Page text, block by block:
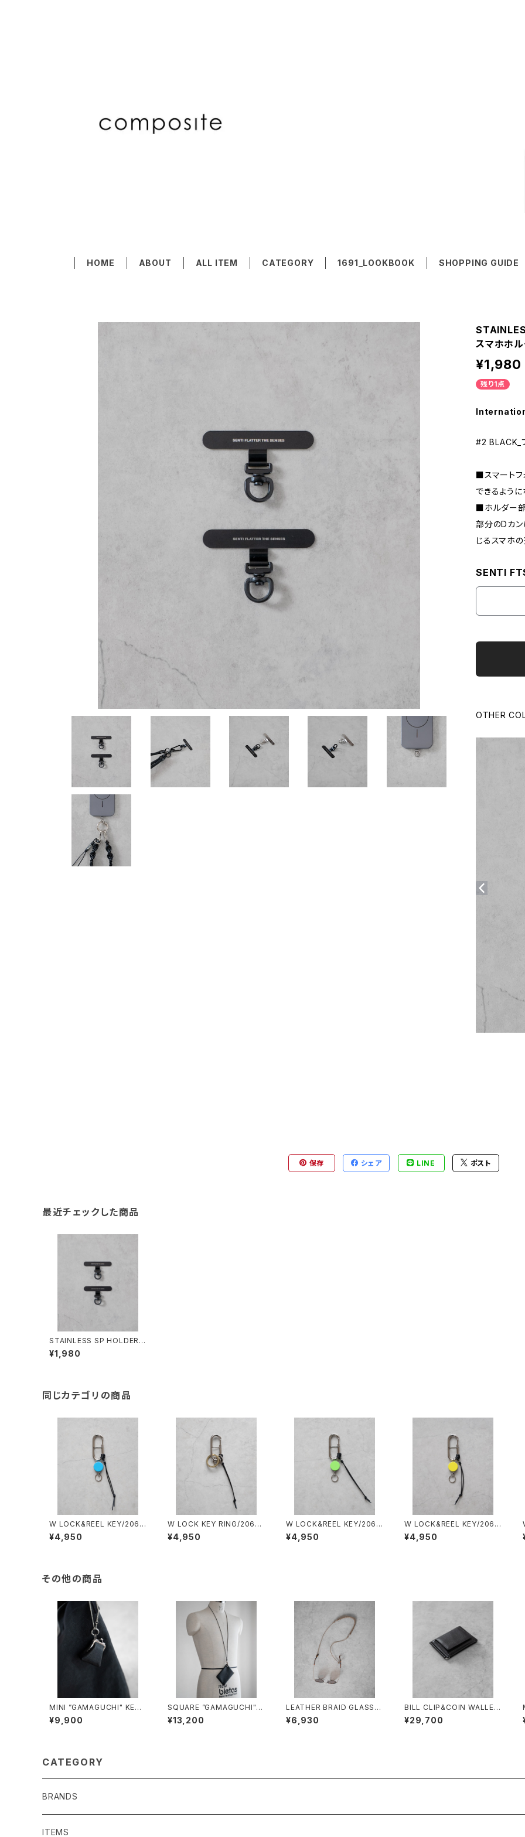
HOME ABOUT ALL ITEM CATEGORY 1691_LOOKBOOK SHOPPING GUIDE
スマホホ
¥1,980
残り1点
#2 BLACK_
■スマートフ
できるよう
■ホルダー部
部分のDカ
じるスマホ
SENTI
OTHER
保存 シェア LINE ポスト
最近チェックした商品
STAINLESS SP HOLDER/1
997#2/回転式ステンレス ス
マホホルダー2P
¥1,980
同じカテゴリの商品
W LOCK&REEL KEY/2060
#4/ダブルロック&リールキー
¥4,950
W LOCK KEY RING/2061#
2/ダブルロックキーリング
¥4,950
W LOCK&REEL KEY/2060
#3/ダブルロック&リールキー
¥4,950
W LOCK&REEL KEY/2060
#2/ダブルロック&リールキー
¥4,950
その他の商品
MINI ”GAMAGUCHI" KEYC
HAIN/3051#1/ミニがま口キ
ーチェーン
¥9,900
SQUARE ”GAMAGUCHI" N
ECK STRAP/3048#1/スク
エアがま口 ネックストラップ
¥13,200
LEATHER BRAID GLASSE
S HOLDER/2027#1/レザー
ブレードグラスホルダー
¥6,930
BILL CLIP&COIN WALLE
T/3502/ビルクリップ&コイン
ウォレット
¥29,700
CATEGORY
BRANDS
SENTI FLATTER THE SENSES
ITEMS